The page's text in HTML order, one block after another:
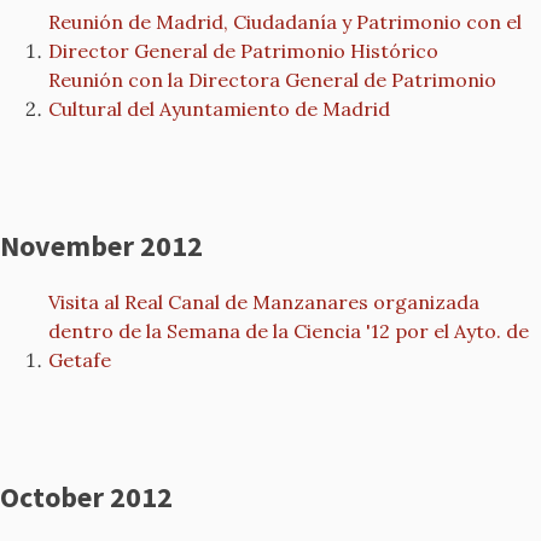
Reunión de Madrid, Ciudadanía y Patrimonio con el
Director General de Patrimonio Histórico
Reunión con la Directora General de Patrimonio
Cultural del Ayuntamiento de Madrid
November 2012
Visita al Real Canal de Manzanares organizada
dentro de la Semana de la Ciencia '12 por el Ayto. de
Getafe
October 2012